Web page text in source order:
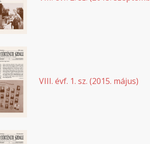
VIII. évf. 1. sz. (2015. május)